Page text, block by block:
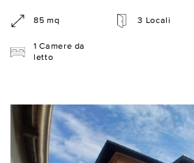
85 mq 3 Locali
1 Camere da
letto